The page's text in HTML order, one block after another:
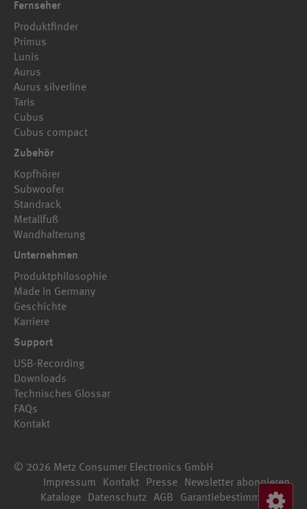
Fernseher
Produktfinder
Primus
Lunis
Aurus
Aurus silverline
Taris
Cubus
Cubus compact
Zubehör
Kopfhörer
Subwoofer
Standrack
Metallfuß
Wandhalterung
Unternehmen
Produktphilosophie
Made in Germany
Geschichte
Karriere
Support
USB-Recording
Downloads
Technisches Glossar
FAQs
Kontakt
© 2026 Metz Consumer Electronics GmbH
Impressum
Kontakt Presse
Newsletter abonnieren
Kataloge
Datenschutz AGB Garantiebestimmungen